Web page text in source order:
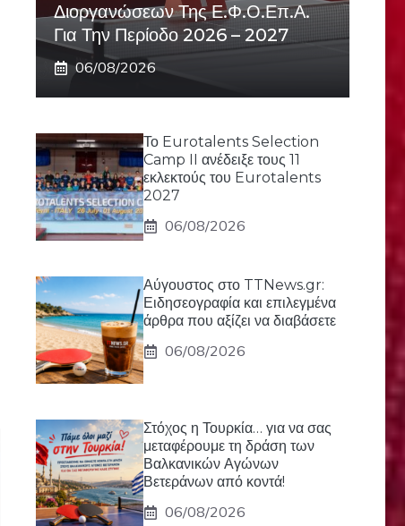
Διοργανώσεων Της Ε.Φ.Ο.Επ.Α.
Για Την Περίοδο 2026 – 2027
06/08/2026
Το Eurotalents Selection
Camp II ανέδειξε τους 11
εκλεκτούς του Eurotalents
2027
06/08/2026
Αύγουστος στο TTNews.gr:
Ειδησεογραφία και επιλεγμένα
άρθρα που αξίζει να διαβάσετε
06/08/2026
Στόχος η Τουρκία… για να σας
μεταφέρουμε τη δράση των
Βαλκανικών Αγώνων
Βετεράνων από κοντά!
06/08/2026